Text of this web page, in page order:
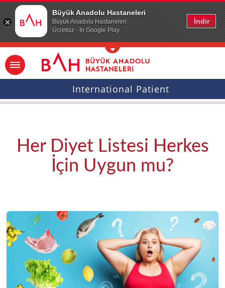
Büyük Anadolu Hastaneleri
Büyük Anadolu Hastaneleri
Ücretsiz - In Google Play
İndir
Ana icerige atla
International Patient
Her Diyet Listesi Herkes
İçin Uygun mu?
2023